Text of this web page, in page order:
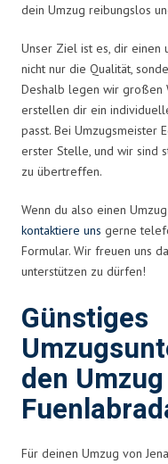
dein Umzug reibungslos
Unser Ziel ist es, dir einen
nicht nur die Qualität,
Deshalb legen wir großen
erstellen dir ein
passt. Bei Umzugsmeister
erster Stelle, und wir sind
zu übertreffen.
Wenn du also einen
kontaktiere uns gerne
Formular. Wir freuen uns
unterstützen zu dürfen!
Günstiges
den
Für deinen Umzug von